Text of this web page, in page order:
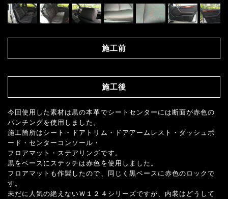
施工前
施工後
今回使用した素材は黒の本革でシートセンターには断面が赤色の
パンチングを使用しました。
施工箇所はシート・ドアトリム・ドアアームレスト・ダッシュボ
ード・センターコンソール・
フロアマット・ステアリングです。
黒をベースにステッチは赤色を使用しました。
フロアマットも作製したので、同じく黒ベースに赤色のロックで
す。
未だに人気の絶えないＷ１２４シリーズですが、内装はどうして